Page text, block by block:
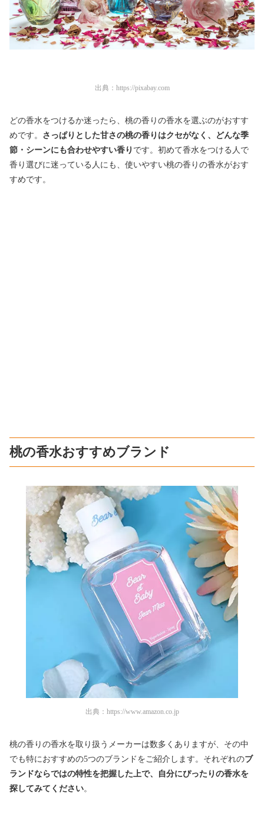
出典： https://pixabay.com
どの香水をつけるか迷ったら、桃の香りの香水を選ぶのがおすす
めです。 さっぱりとした甘さの桃の香りはクセがなく、どんな季
節・シーンにも合わせやすい香り です。初めて香水をつける人で
香り選びに迷っている人にも、使いやすい桃の香りの香水がおす
すめです。
桃の香水おすすめブランド
出典： https://www.amazon.co.jp
桃の香りの香水を取り扱うメーカーは数多くありますが、その中
でも特におすすめの5つのブランドをご紹介します。それぞれのブ
ランドならではの特性を把握した上で、自分にぴったりの香水を
探してみてください。